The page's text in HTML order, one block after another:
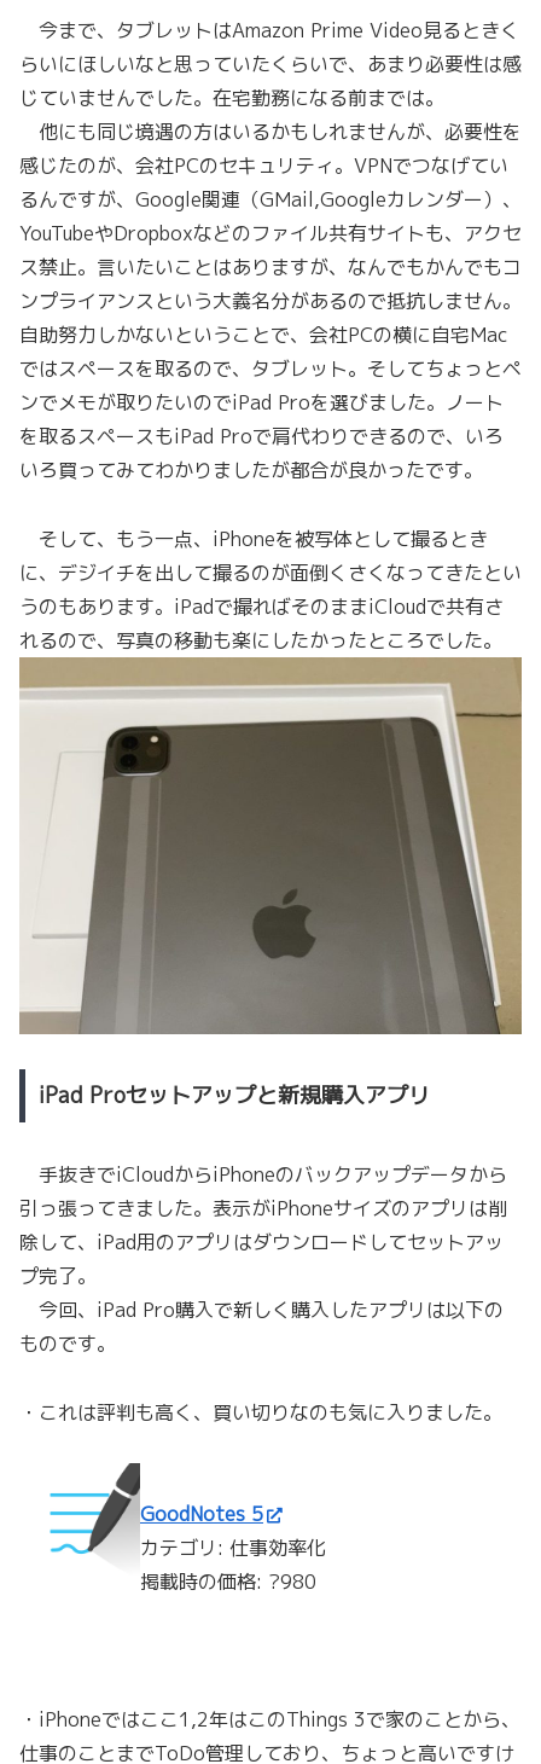
今まで、タブレットはAmazon Prime Video見るときく
らいにほしいなと思っていたくらいで、あまり必要性は感
じていませんでした。在宅勤務になる前までは。
他にも同じ境遇の方はいるかもしれませんが、必要性を
感じたのが、会社PCのセキュリティ。VPNでつなげてい
るんですが、Google関連（GMail,Googleカレンダー）、
YouTubeやDropboxなどのファイル共有サイトも、アクセ
ス禁止。言いたいことはありますが、なんでもかんでもコ
ンプライアンスという大義名分があるので抵抗しません。
自助努力しかないということで、会社PCの横に自宅Mac
ではスペースを取るので、タブレット。そしてちょっとペ
ンでメモが取りたいのでiPad Proを選びました。ノート
を取るスペースもiPad Proで肩代わりできるので、いろ
いろ買ってみてわかりましたが都合が良かったです。
そして、もう一点、iPhoneを被写体として撮るとき
に、デジイチを出して撮るのが面倒くさくなってきたとい
うのもあります。iPadで撮ればそのままiCloudで共有さ
れるので、写真の移動も楽にしたかったところでした。
iPad Proセットアップと新規購入アプリ
手抜きでiCloudからiPhoneのバックアップデータから
引っ張ってきました。表示がiPhoneサイズのアプリは削
除して、iPad用のアプリはダウンロードしてセットアッ
プ完了。
今回、iPad Pro購入で新しく購入したアプリは以下の
ものです。
・これは評判も高く、買い切りなのも気に入りました。
GoodNotes 5
カテゴリ: 仕事効率化
掲載時の価格: ?980
・iPhoneではここ1,2年はこのThings 3で家のことから、
仕事のことまでToDo管理しており、ちょっと高いですけ